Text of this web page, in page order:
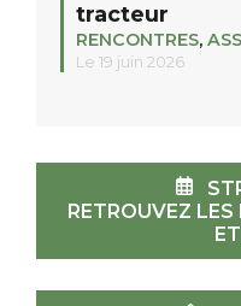
tracteur
RENCONTRES,
Le 19 juin 2026
RETROUVEZ